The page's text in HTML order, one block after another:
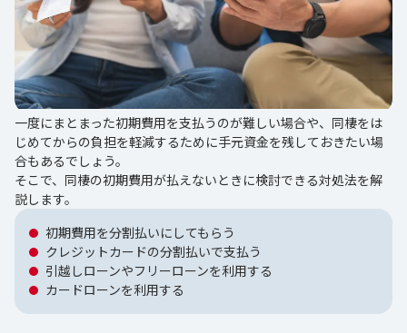
一度にまとまった初期費用を支払うのが難しい場合や、同棲をは
じめてからの負担を軽減するために手元資金を残しておきたい場
合もあるでしょう。
そこで、同棲の初期費用が払えないときに検討できる対処法を解
説します。
初期費用を分割払いにしてもらう
クレジットカードの分割払いで支払う
引越しローンやフリーローンを利用する
カードローンを利用する